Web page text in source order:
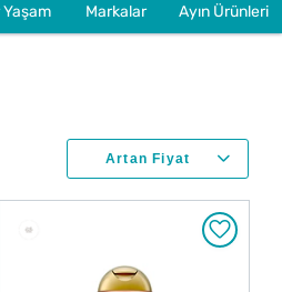
Markalar Ayın Ürünleri